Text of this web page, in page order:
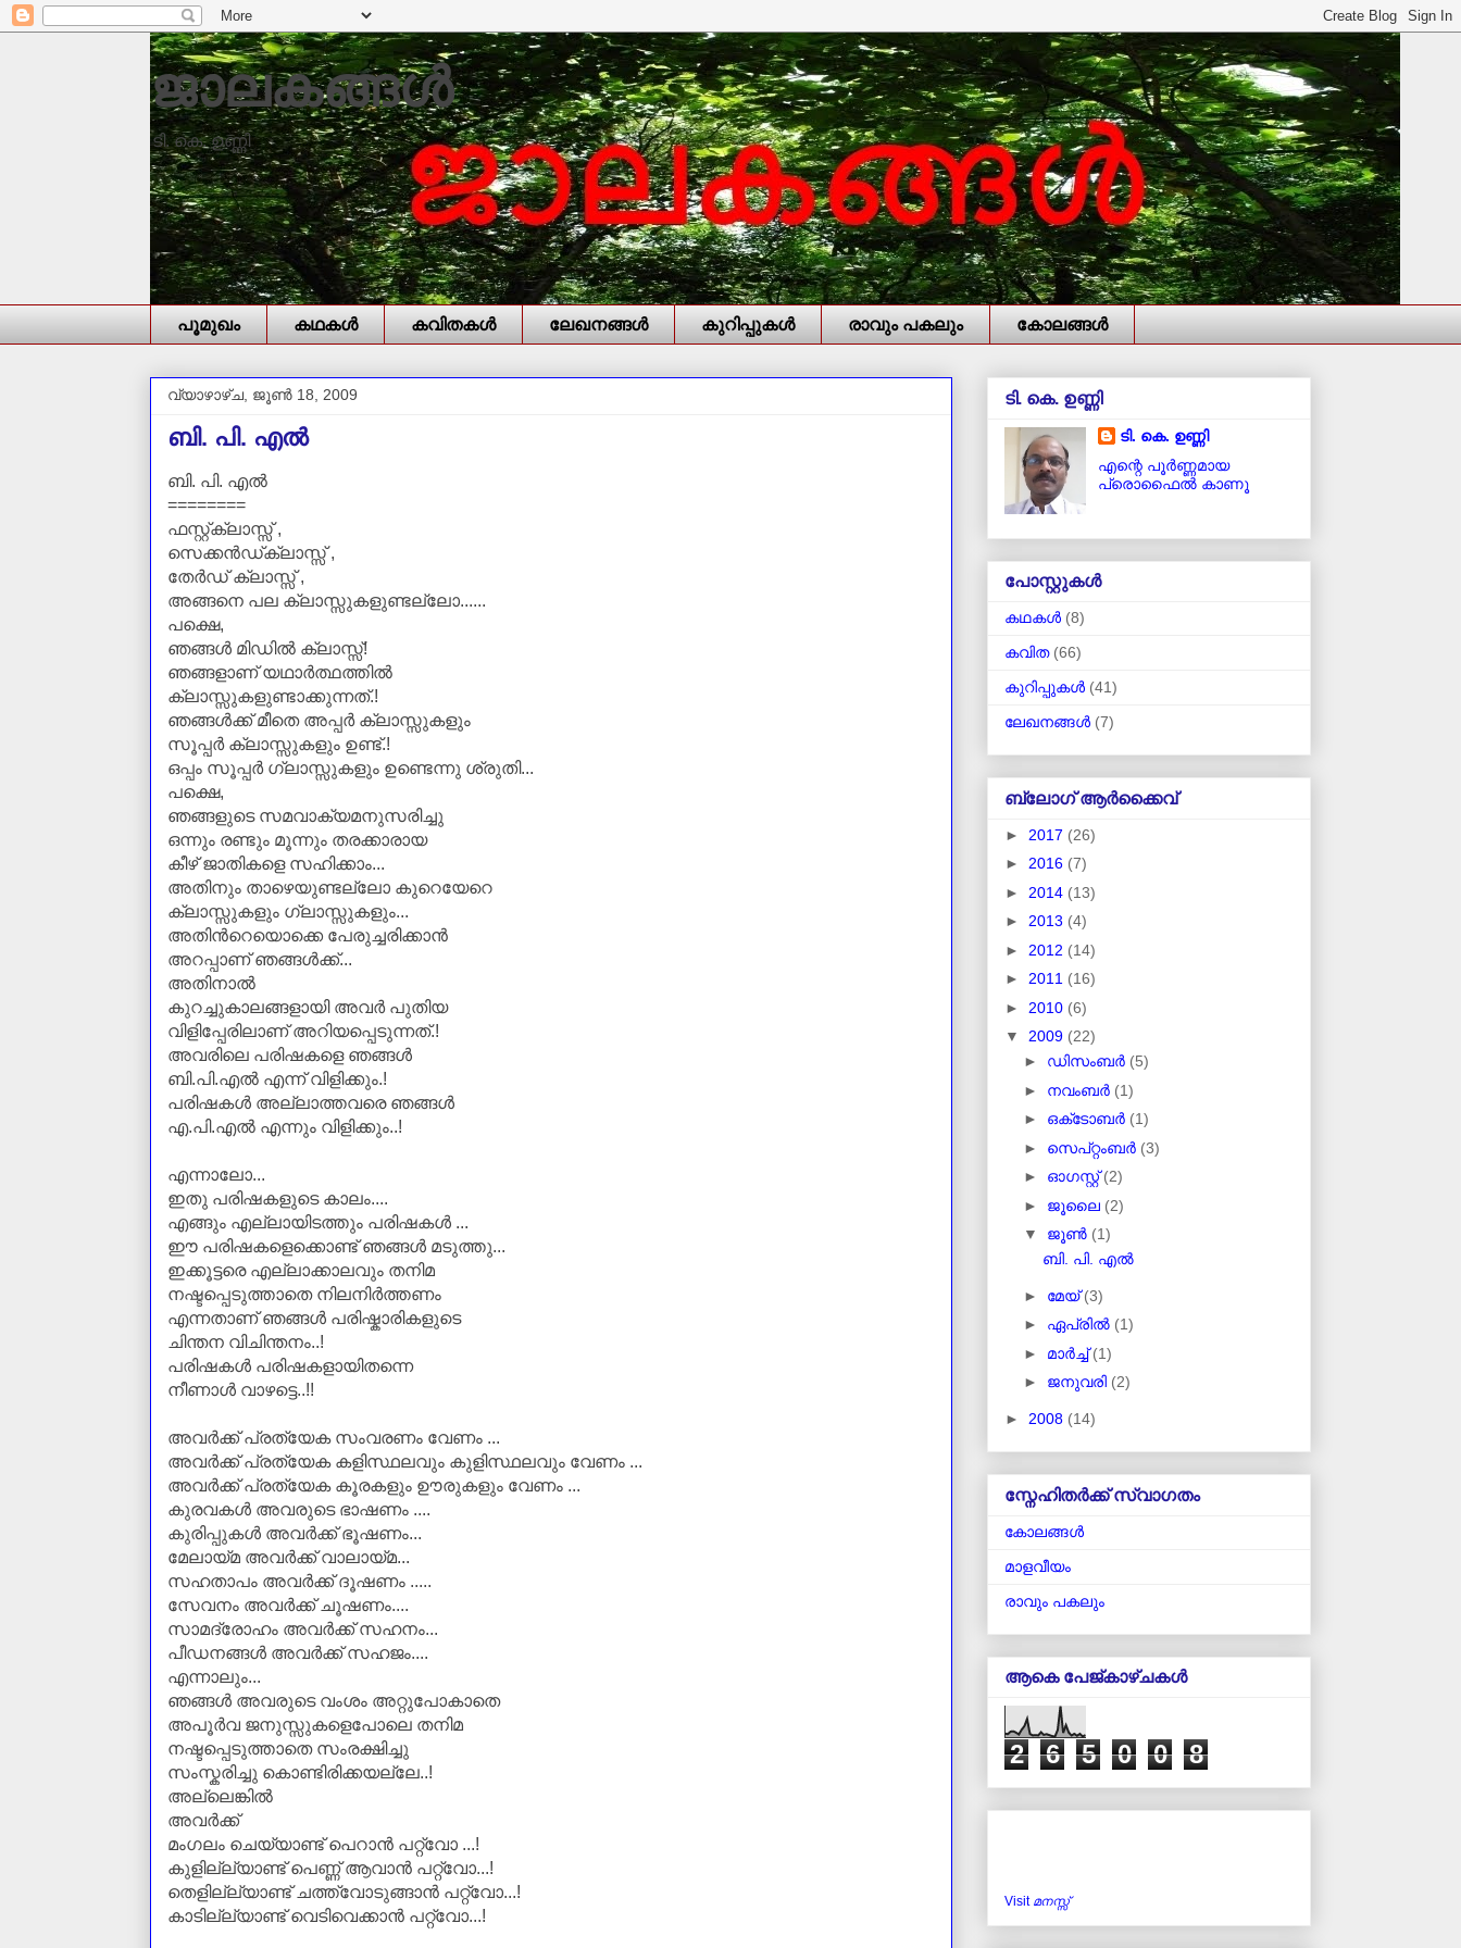
ജാലകങ്ങൾ
ടി. കെ. ഉണ്ണി
പൂമുഖം കഥകള്‍ കവിതകള്‍ ലേഖനങ്ങള്‍ കുറിപ്പുകള്‍ രാവും പകലും കോലങ്ങള്‍
വ്യാഴാഴ്‌ച, ജൂൺ 18, 2009
ബി. പി. എല്‍
ബി. പി. എല്‍
========
ഫസ്റ്റ്ക്ലാസ്സ്‌ ,
സെക്കന്‍ഡ്‌ക്ലാസ്സ്‌ ,
തേര്‍ഡ് ക്ലാസ്സ്‌ ,
അങ്ങനെ പല ക്ലാസ്സുകളുണ്ടല്ലോ......
പക്ഷെ,
ഞങ്ങള്‍ മിഡില്‍ ക്ലാസ്സ്‌!
ഞങ്ങളാണ് യഥാര്‍ത്ഥത്തില്‍
ക്ലാസ്സുകളുണ്ടാക്കുന്നത്.!
ഞങ്ങള്‍ക്ക് മീതെ അപ്പര്‍ ക്ലാസ്സുകളും
സൂപ്പര്‍ ക്ലാസ്സുകളും ഉണ്ട്.!
ഒപ്പം സൂപ്പര്‍ ഗ്ലാസ്സുകളും ഉണ്ടെന്നു ശ്രുതി...
പക്ഷെ,
ഞങ്ങളുടെ സമവാക്യമനുസരിച്ചു
ഒന്നും രണ്ടും മൂന്നും തരക്കാരായ
കീഴ് ജാതികളെ സഹിക്കാം...
അതിനും താഴെയുണ്ടല്ലോ കുറെയേറെ
ക്ലാസ്സുകളും ഗ്ലാസ്സുകളും...
അതിന്‍റെയൊക്കെ പേരുച്ചരിക്കാന്‍
അറപ്പാണ് ഞങ്ങള്‍ക്ക്...
അതിനാല്‍
കുറച്ചുകാലങ്ങളായി അവര്‍ പുതിയ
വിളിപ്പേരിലാണ് അറിയപ്പെടുന്നത്.!
അവരിലെ പരിഷകളെ ഞങ്ങള്‍
ബി.പി.എല്‍ എന്ന് വിളിക്കും.!
പരിഷകള്‍ അല്ലാത്തവരെ ഞങ്ങള്‍
എ.പി.എല്‍ എന്നും വിളിക്കും..!
എന്നാലോ...
ഇതു പരിഷകളുടെ കാലം....
എങ്ങും എല്ലായിടത്തും പരിഷകള്‍ ...
ഈ പരിഷകളെക്കൊണ്ട് ഞങ്ങള്‍ മടുത്തു...
ഇക്കൂട്ടരെ എല്ലാക്കാലവും തനിമ
നഷ്ടപ്പെടുത്താതെ നിലനിര്‍ത്തണം
എന്നതാണ് ഞങ്ങള്‍ പരിഷ്കാരികളുടെ
ചിന്തന വിചിന്തനം..!
പരിഷകള്‍ പരിഷകളായിതന്നെ
നീണാള്‍ വാഴട്ടെ..!!
അവര്‍ക്ക് പ്രത്യേക സംവരണം വേണം ...
അവര്‍ക്ക് പ്രത്യേക കളിസ്ഥലവും കുളിസ്ഥലവും വേണം ...
അവര്‍ക്ക് പ്രത്യേക കൂരകളും ഊരുകളും വേണം ...
കുരവകള്‍ അവരുടെ ഭാഷണം ....
കുരിപ്പുകള്‍ അവര്‍ക്ക് ഭൂഷണം...
മേലായ്മ അവര്‍ക്ക് വാലായ്മ...
സഹതാപം അവര്‍ക്ക് ദൂഷണം .....
സേവനം അവര്‍ക്ക് ചൂഷണം....
സാമദ്രോഹം അവര്‍ക്ക് സഹനം...
പീഡനങ്ങള്‍ അവര്‍ക്ക് സഹജം....
എന്നാലും...
ഞങ്ങള്‍ അവരുടെ വംശം അറ്റുപോകാതെ
അപൂര്‍വ ജനുസ്സുകളെപോലെ തനിമ
നഷ്ടപ്പെടുത്താതെ സംരക്ഷിച്ചു
സംസ്കരിച്ചു കൊണ്ടിരിക്കയല്ലേ..!
അല്ലെങ്കില്‍
അവര്‍ക്ക്
മംഗലം ചെയ്യാണ്ട് പെറാന്‍ പറ്റ്വോ ...!
കുളില്ല്യാണ്ട്പെണ്ണ് ആവാന്‍ പറ്റ്വോ...!
തെളില്ല്യാണ്ട് ചത്ത്വോടുങ്ങാന്‍ പറ്റ്വോ...!
കാടില്ല്യാണ്ട് വെടിവെക്കാന്‍ പറ്റ്വോ...!
ടി. കെ. ഉണ്ണി
ടി. കെ. ഉണ്ണി
എന്റെ പൂര്‍ണ്ണമായ
പ്രൊഫൈൽ കാണൂ
പോസ്റ്റുകള്‍
കഥകള്‍ (8)
കവിത (66)
കുറിപ്പുകള്‍ (41)
ലേഖനങ്ങള്‍ (7)
ബ്ലോഗ് ആര്‍ക്കൈവ്
► 2017 (26)
► 2016 (7)
► 2014 (13)
► 2013 (4)
► 2012 (14)
► 2011 (16)
► 2010 (6)
▼ 2009 (22)
► ഡിസംബർ (5)
► നവംബർ (1)
► ഒക്‌ടോബർ (1)
► സെപ്റ്റംബർ (3)
► ഓഗസ്റ്റ്(2)
► ജൂലൈ (2)
▼ ജൂൺ (1)
ബി. പി. എല്‍
► മേയ്(3)
► ഏപ്രിൽ (1)
► മാർച്ച്(1)
► ജനുവരി (2)
► 2008 (14)
സ്നേഹിതർക്ക് സ്വാഗതം
കോലങ്ങള്‍
മാളവീയം
രാവും പകലും
ആകെ പേജ്‌കാഴ്‌ചകള്‍
2 6 5 0 0 8
Visit മനസ്സ്